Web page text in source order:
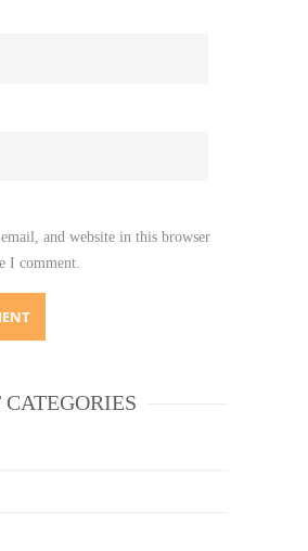
and website in this browser
I comment.